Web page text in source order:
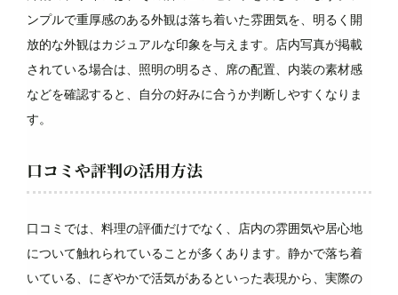
ンプルで重厚感のある外観は落ち着いた雰囲気を、明るく開
放的な外観はカジュアルな印象を与えます。店内写真が掲載
されている場合は、照明の明るさ、席の配置、内装の素材感
などを確認すると、自分の好みに合うか判断しやすくなりま
す。
口コミや評判の活用方法
口コミでは、料理の評価だけでなく、店内の雰囲気や居心地
について触れられていることが多くあります。静かで落ち着
いている、にぎやかで活気があるといった表現から、実際の